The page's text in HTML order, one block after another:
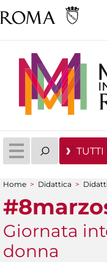
TUTTI
Tu sei qui
Home > Didattica >
Giornata
donna